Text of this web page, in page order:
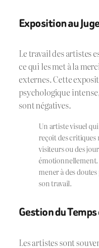
Exposition au
Le travail des artistes
ce qui les met à la
externes. Cette
psychologique
sont négatives.
Un artiste visuel
reçoit des critiques
visiteurs ou des
émotionnellement.
mener à des
son travail.
Gestion du
Les artistes sont